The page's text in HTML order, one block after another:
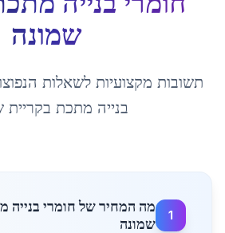
שמונה
תשובות מקצועיות לשאלות
בנייה מתכת בקריית
1
מה המחיר של חומרי בנייה
שמונה